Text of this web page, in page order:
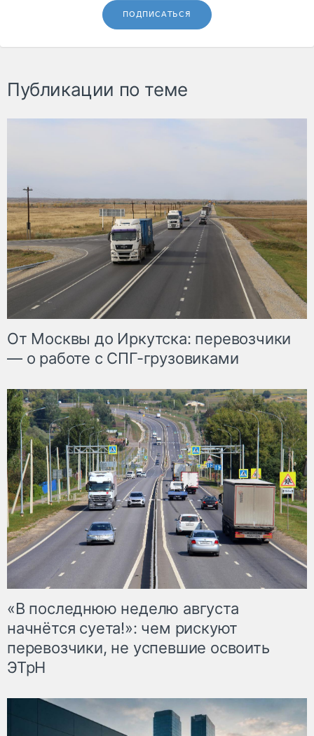
ПОДПИСАТЬСЯ
Публикации по теме
От Москвы до Иркутска: перевозчики
— о работе с СПГ-грузовиками
«В последнюю неделю августа
начнётся суета!»: чем рискуют
перевозчики, не успевшие освоить
ЭТрН